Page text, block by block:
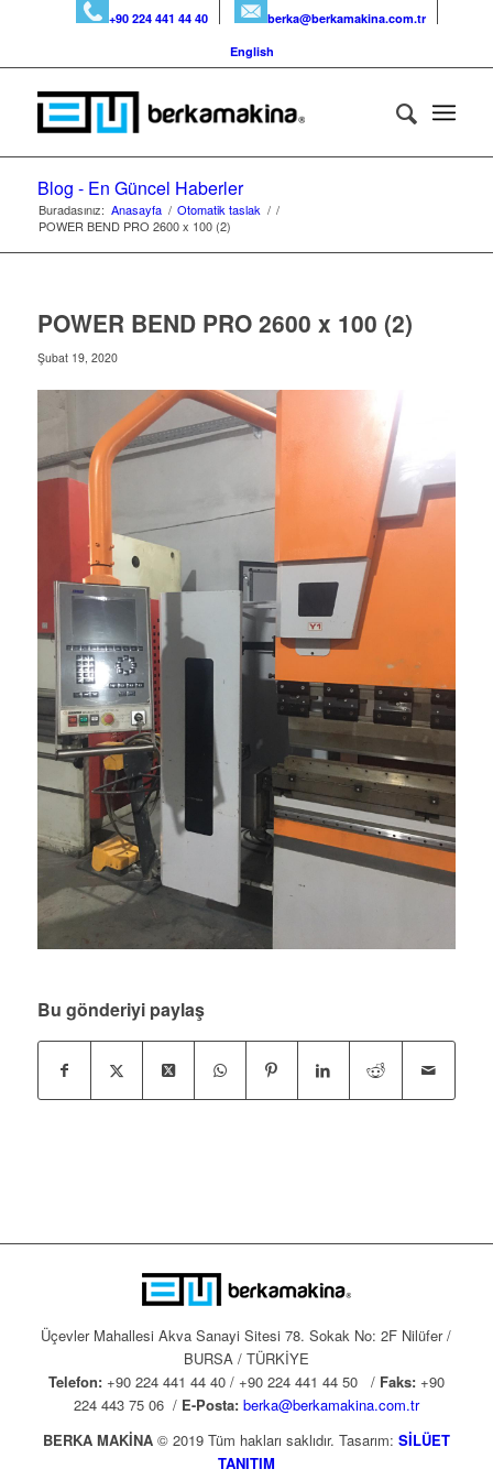
+90 224 441 44 40
berka@berkamakina.com.tr
English
Blog - En Güncel Haberler
Buradasınız: Anasayfa / Otomatik taslak / /
POWER BEND PRO 2600 x 100 (2)
POWER BEND PRO 2600 x 100 (2)
Şubat 19, 2020
Bu gönderiyi paylaş
Üçevler Mahallesi Akva Sanayi Sitesi 78. Sokak No: 2F Nilüfer /
BURSA / TÜRKİYE
Telefon:+90 224 441 44 40 / +90 224 441 44 50 / Faks:+90
224 443 75 06 / E-Posta: berka@berkamakina.com.tr
BERKA MAKİNA© 2019 Tüm hakları saklıdır. Tasarım: SİLÜET
TANITIM